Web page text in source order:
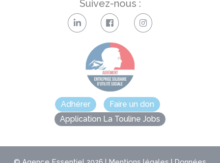
Suivez-nous :
Adhérer
Faire un don
Application La Touline Jobs